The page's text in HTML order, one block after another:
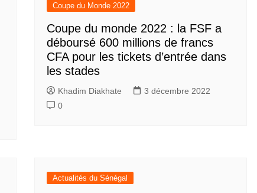
Coupe du Monde 2022
Coupe du monde 2022 : la FSF a
déboursé 600 millions de francs
CFA pour les tickets d’entrée dans
les stades
Khadim Diakhate
3 décembre 2022
0
Actualités du Sénégal